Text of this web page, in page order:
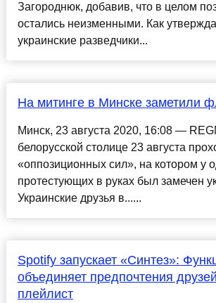
Загороднюк, добавив, что в целом
остались неизменными. Как
украинские разведчики...
На митинге в Минске заметили
Минск, 23 августа 2020, 16:08 —
белорусской столице 23 августа
«оппозиционных сил», на котором у
протестующих в руках был замечен
Украинские друзья в......
Spotify запускает «Синтез»:
объединяет предпочтения
плейлист